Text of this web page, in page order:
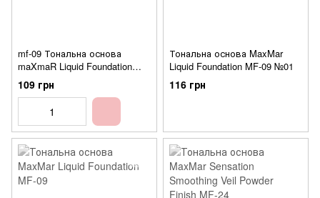
mf-09 Тональна основа
maXmaR Liquid Foundation
(туб. 60мл.) №10
109 грн
Тональна основа MaxMar
Liquid Foundation MF-09 №01
116 грн